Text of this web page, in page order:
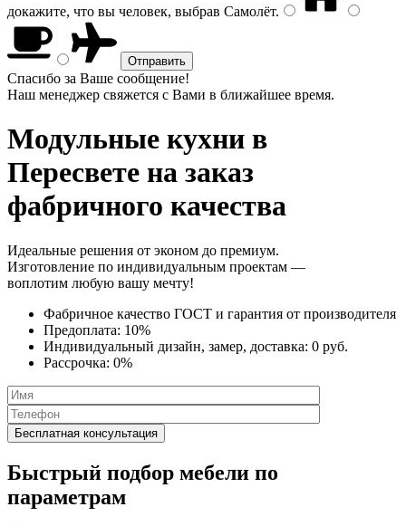
докажите, что вы человек, выбрав Самолёт.
Спасибо за Ваше сообщение!
Наш менеджер свяжется с Вами в ближайшее время.
Модульные кухни в
Пересвете на заказ
фабричного качества
Идеальные решения от эконом до премиум.
Изготовление по индивидуальным проектам —
воплотим любую вашу мечту!
Фабричное качество ГОСТ и гарантия от производителя
Предоплата: 10%
Индивидуальный дизайн, замер, доставка: 0 руб.
Рассрочка: 0%
Быстрый подбор мебели по
параметрам